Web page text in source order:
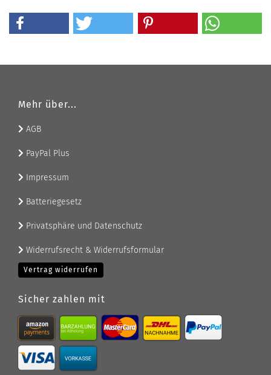
Mehr über...
AGB
PayPal Plus
Impressum
Batteriegesetz
Privatsphäre und Datenschutz
Widerrufsrecht & Widerrufsformular
Vertrag widerrufen
Sicher zahlen mit